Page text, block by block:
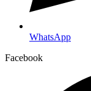
WhatsApp
Facebook